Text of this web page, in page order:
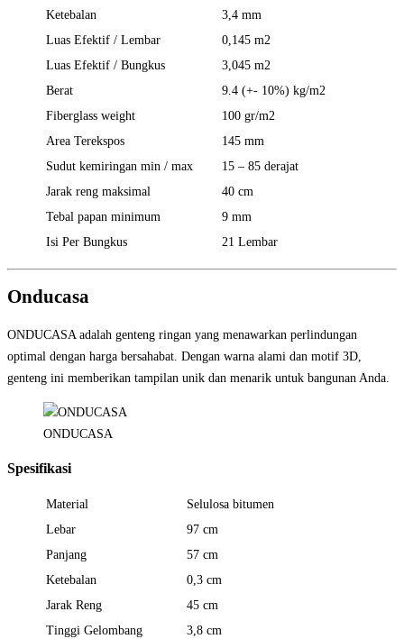
Ketebalan
3,4 mm
Luas Efektif / Lembar
0,145 m2
Luas Efektif / Bungkus
3,045 m2
Berat
9.4 (+- 10%) kg/m2
Fiberglass weight
100 gr/m2
Area Terekspos
145 mm
Sudut kemiringan min / max
15 – 85 derajat
Jarak reng maksimal
40 cm
Tebal papan minimum
9 mm
Isi Per Bungkus
21 Lembar
Onducasa
ONDUCASA adalah genteng ringan yang menawarkan perlindungan
optimal dengan harga bersahabat. Dengan warna alami dan motif 3D,
genteng ini memberikan tampilan unik dan menarik untuk bangunan Anda.
ONDUCASA
Spesifikasi
Material
Selulosa bitumen
Lebar
97 cm
Panjang
57 cm
Ketebalan
0,3 cm
Jarak Reng
45 cm
Tinggi Gelombang
3,8 cm